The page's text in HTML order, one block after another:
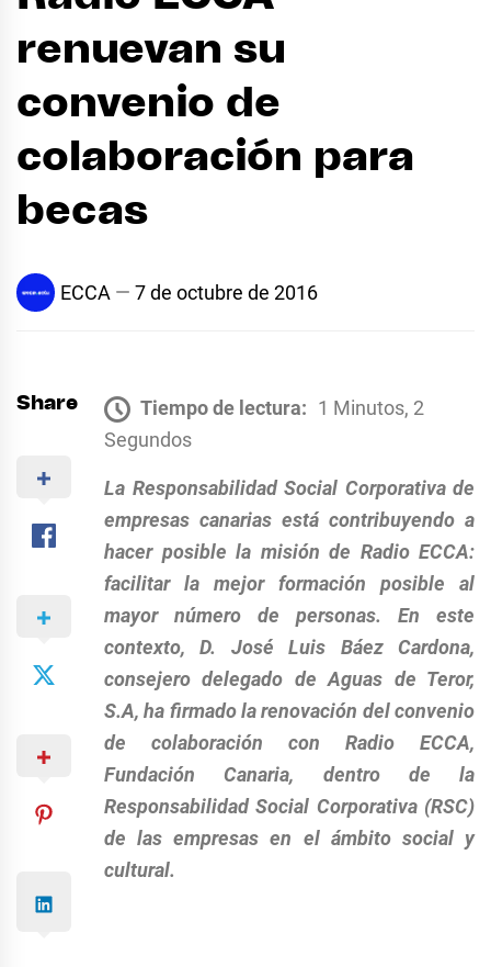
renuevan su
convenio de
colaboración para
becas
ECCA 7 de octubre de 2016
Share Tiempo de lectura: 1 Minutos, 2
Segundos
La Responsabilidad Social Corporativa de
empresas canarias está contribuyendo a
hacer posible la misión de Radio ECCA:
facilitar la mejor formación posible al
mayor número de personas. En este
contexto, D. José Luis Báez Cardona,
consejero delegado de Aguas de Teror,
S.A, ha firmado la renovación del convenio
de colaboración con Radio ECCA,
Fundación Canaria, dentro de la
Responsabilidad Social Corporativa (RSC)
de las empresas en el ámbito social y
cultural.